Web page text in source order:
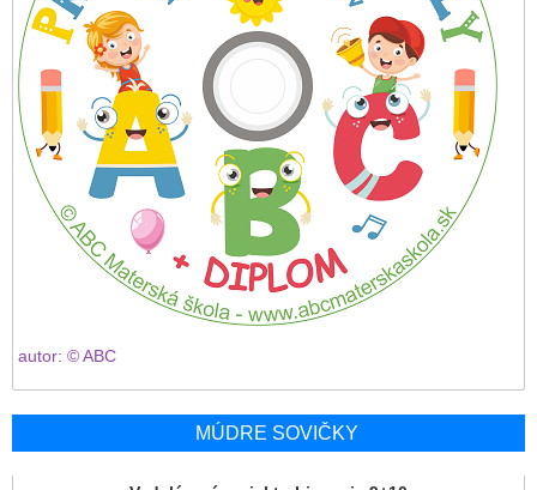
autor: © ABC
MÚDRE SOVIČKY